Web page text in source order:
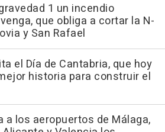
1 un incendio
que obliga a cortar la N-
y San Rafael
el Día de Cantabria, que hoy
historia para construir el
a los aeropuertos de Málaga,